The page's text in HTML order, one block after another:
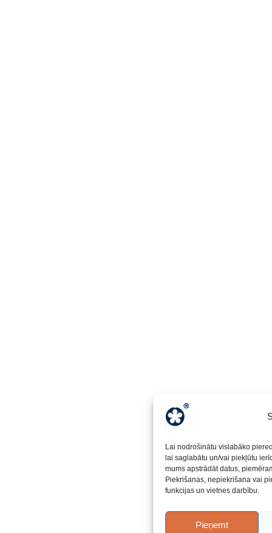
Lai nodrošinātu vislabāko
lai saglabātu un/vai piekļūtu
mums apstrādāt datus,
Piekrišanas, nepiekrišana vai
funkcijas un vietnes darbību.
Pieņemt